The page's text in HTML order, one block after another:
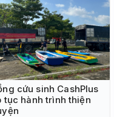
cứu sinh CashPlus
tục hành trình thiện